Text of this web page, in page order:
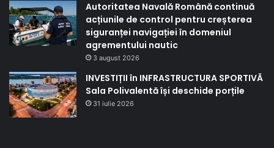
Autoritatea Navală Română continuă
acțiunile de control pentru creșterea
siguranței navigației în domeniul
agrementului nautic
3 august 2026
INVESTIȚII în INFRASTRUCTURA SPORTIVĂ
Sala Polivalentă își deschide porțile
31 iulie 2026